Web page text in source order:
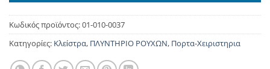
Κωδικός προϊόντος:01-010-0037
Κατηγορίες: Κλείστρα, ΠΛΥΝΤΗΡΙΟ ΡΟΥΧΩΝ, Πορτα-Χειριστηρια